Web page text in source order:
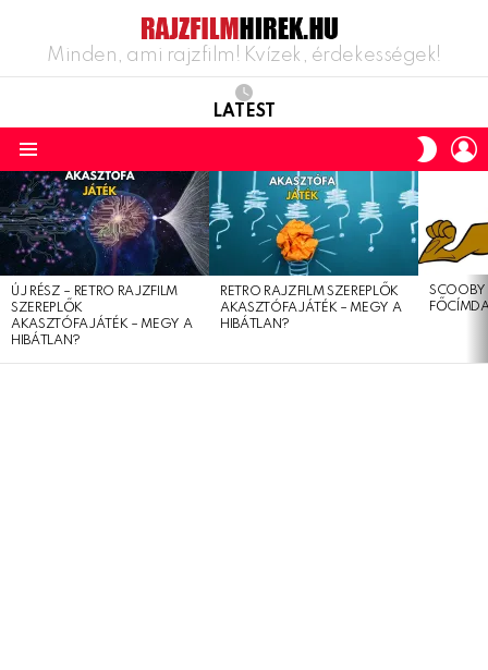
Minden, ami rajzfilm! Kvízek, érdekességek!
LATEST
SKIN
LATEST
STORIES
ÚJ RÉSZ – RETRO RAJZFILM
SZEREPLŐK
AKASZTÓFAJÁTÉK – MEGY A
HIBÁTLAN?
RETRO RAJZFILM SZEREPLŐK
AKASZTÓFAJÁTÉK – MEGY A
HIBÁTLAN?